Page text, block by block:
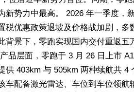
新势力中最高。 2026 年一季度，
税优惠政策退坡及价格战加剧，多
背景下，零跑实现国内交付重返五
品层面，零跑于 3 月 26 日上市
供 403km 与 505km 两种续航共 4
车配备激光雷达、车位到车位领航